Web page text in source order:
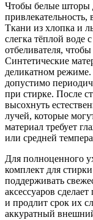
Чтобы белые шторы
привлекательность,
Ткани из хлопка и
слегка тёплой воде
отбеливателя,
Синтетические
деликатном режиме.
допустимо
при стирке. После
высохнуть
лучей, которые
материал требует
или средней
Для полноценного
комплект для
поддерживать
аксессуаров
и продлит срок их
аккуратный